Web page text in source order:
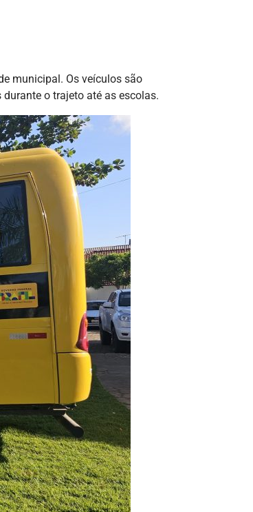
municipal. Os veículos são
o trajeto até as escolas.